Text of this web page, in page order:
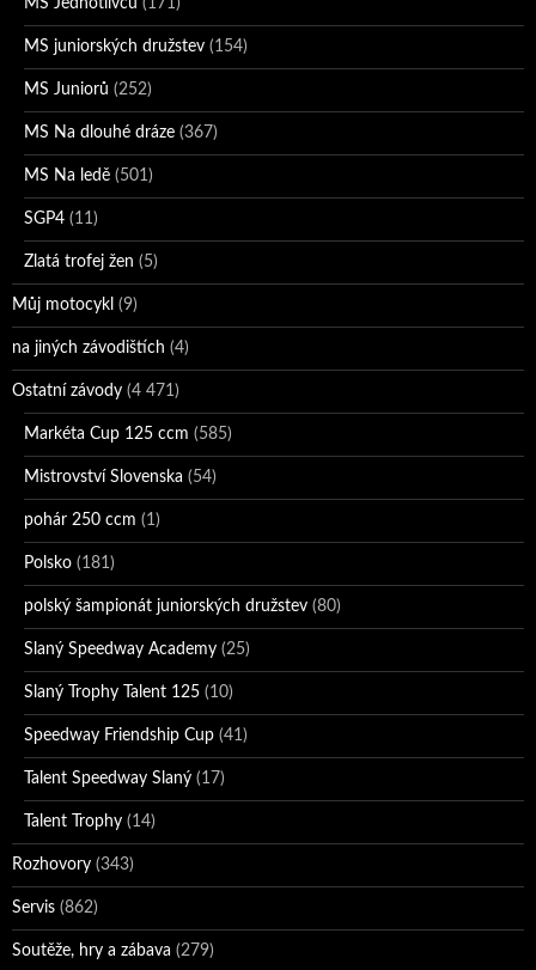
MS juniorských družstev (154)
MS Juniorů (252)
MS Na dlouhé dráze (367)
MS Na ledě (501)
SGP4 (11)
Zlatá trofej žen (5)
Můj motocykl (9)
na jiných závodištích (4)
Ostatní závody (4 471)
Markéta Cup 125 ccm (585)
Mistrovství Slovenska (54)
pohár 250 ccm (1)
Polsko (181)
polský šampionát juniorských družstev (80)
Slaný Speedway Academy (25)
Slaný Trophy Talent 125 (10)
Speedway Friendship Cup (41)
Talent Speedway Slaný (17)
Talent Trophy (14)
Rozhovory (343)
Servis (862)
Soutěže, hry a zábava (279)